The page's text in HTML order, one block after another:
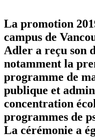
La promotion
campus de
Adler a reçu son
notamment la
programme de
publique et
concentration
programmes de
La cérémonie a